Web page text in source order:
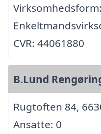
Virksomhedsform:
CVR: 44061880
B.Lund
Rugtoften 84,
Ansatte: 0